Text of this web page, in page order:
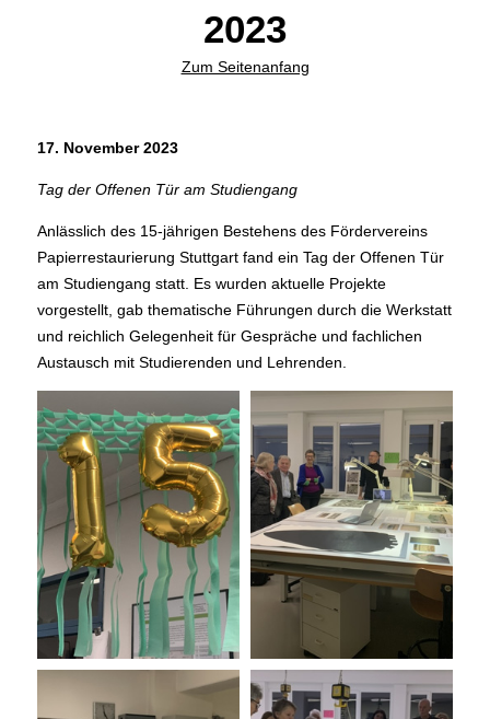
2023
Zum Seitenanfang
17. November 2023
Tag der Offenen Tür am Studiengang
Anlässlich des 15-jährigen Bestehens des Fördervereins
Papierrestaurierung Stuttgart fand ein Tag der Offenen Tür
am Studiengang statt. Es wurden aktuelle Projekte
vorgestellt, gab thematische Führungen durch die Werkstatt
und reichlich Gelegenheit für Gespräche und fachlichen
Austausch mit Studierenden und Lehrenden.